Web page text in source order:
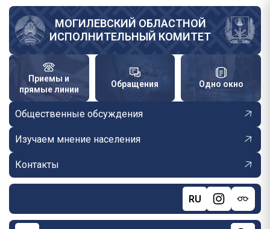
Перейти
основному
содержанию
МОГИЛЕВСКИЙ ОБЛАСТНОЙ
ИСПОЛНИТЕЛЬНЫЙ КОМИТЕТ
Приемы и
прямые линии
Обращения Одно окно
Общественные обсуждения
Изучаем мнение населения
Контакты
RU